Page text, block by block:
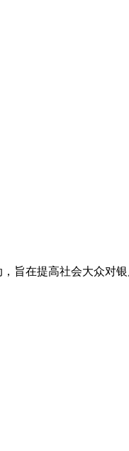
旨在提高社会大众对